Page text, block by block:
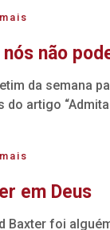
nós não
da semana
do artigo
em Deus
Baxter foi